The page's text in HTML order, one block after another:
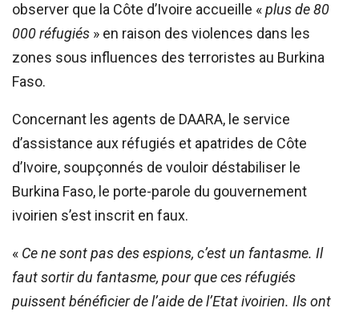
observer que la Côte d’Ivoire accueille «plus de 80
000 réfugiés » en raison des violences dans les
zones sous influences des terroristes au Burkina
Faso.
Concernant les agents de DAARA, le service
d’assistance aux réfugiés et apatrides de Côte
d’Ivoire, soupçonnés de vouloir déstabiliser le
Burkina Faso, le porte-parole du gouvernement
ivoirien s’est inscrit en faux.
« Ce ne sont pas des espions, c’est un fantasme. Il
faut sortir du fantasme, pour que ces réfugiés
puissent bénéficier de l’aide de l’Etat ivoirien. Ils ont